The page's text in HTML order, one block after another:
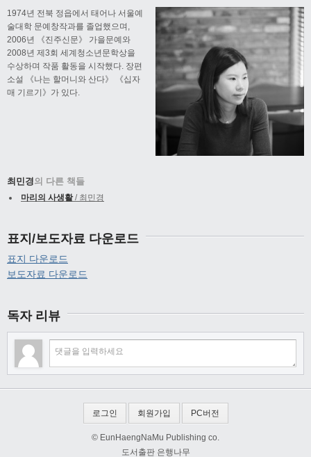
1974년 전북 정읍에서 태어나 서울예
술대학 문예창작과를 졸업했으며,
2006년 《진주신문》 가을문예와
2008년 제3회 세계청소년문학상을
수상하며 작품 활동을 시작했다. 장편
소설 《나는 할머니와 산다》 《십자
매 기르기》가 있다.
최민경의 다른 책들
마리의 사생활/ 최민경
표지/보도자료 다운로드
표지 다운로드
보도자료 다운로드
독자 리뷰
로그인 회원가입 PC버전
© EunHaengNaMu Publishing co.
도서출판 은행나무